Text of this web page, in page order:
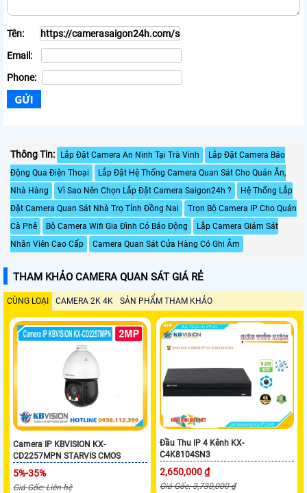
Tên:
Email:
Phone:
Thông Tin: Lắp Đặt Camera An Ninh Tại Trà Vinh
Lắp Đặt Camera Báo
Động Qua Điện Thoại
Lắp Đặt Hệ Thống Camera Quan Sát Cho Quán Ăn,
Nhà Hàng
Vì Sao Nên Chọn Lắp Đặt Camera Saigon24h ?
Hệ Thống Lắp
Đặt Camera Quan Sát Nhà Trọ Tỉnh Đồng Nai
Trọn Bộ Camera IP Cho Quán
Cà Phê
Bộ Camera Wifi Gia Đình Có Báo Động
Lắp Camera Giám Sát
Nhân Viên Cao Cấp
Camera Quan Sát Cửa Hàng Có Ghi Âm
THAM KHẢO CAMERA QUAN SÁT GIÁ RẺ
CÙNG LOẠI CAMERA 2K 4K SẢN PHẨM THAM KHẢO
Camera IP KBVISION KX-
CD2257MPN STARVIS CMOS
5%-35%
Giá Gốc: Liên hệ
Đầu Thu IP 4 Kênh KX-
C4K8104SN3
2,650,000 ₫
Giá Gốc: 3,730,000 ₫